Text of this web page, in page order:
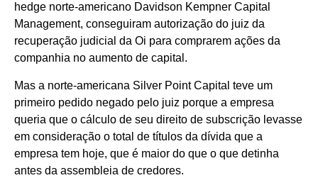
hedge norte-americano Davidson Kempner Capital
Management, conseguiram autorização do juiz da
recuperação judicial da Oi para comprarem ações da
companhia no aumento de capital.
Mas a norte-americana Silver Point Capital teve um
primeiro pedido negado pelo juiz porque a empresa
queria que o cálculo de seu direito de subscrição levasse
em consideração o total de títulos da dívida que a
empresa tem hoje, que é maior do que o que detinha
antes da assembleia de credores.